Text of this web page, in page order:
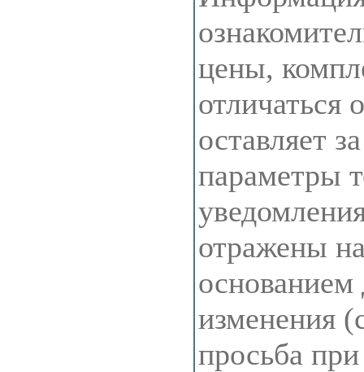
цены,
отличаться
оставляет
параметры
отражены
основанием
изменения
просьба